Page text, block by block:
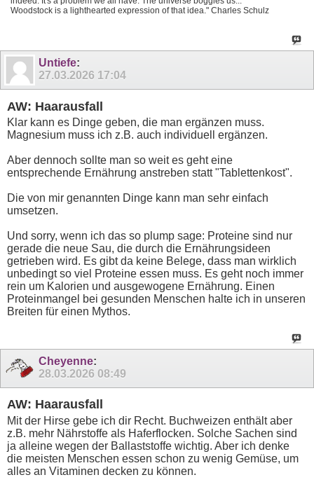
Woodstock is a lighthearted expression of that idea." Charles Schulz
Untiefe:
27.03.2026 17:04
AW: Haarausfall
Klar kann es Dinge geben, die man ergänzen muss.
Magnesium muss ich z.B. auch individuell ergänzen.
Aber dennoch sollte man so weit es geht eine
entsprechende Ernährung anstreben statt "Tablettenkost".
Die von mir genannten Dinge kann man sehr einfach
umsetzen.
Und sorry, wenn ich das so plump sage: Proteine sind nur
gerade die neue Sau, die durch die Ernährungsideen
getrieben wird. Es gibt da keine Belege, dass man wirklich
unbedingt so viel Proteine essen muss. Es geht noch immer
rein um Kalorien und ausgewogene Ernährung. Einen
Proteinmangel bei gesunden Menschen halte ich in unseren
Breiten für einen Mythos.
Cheyenne:
28.03.2026 08:49
AW: Haarausfall
Mit der Hirse gebe ich dir Recht. Buchweizen enthält aber
z.B. mehr Nährstoffe als Haferflocken. Solche Sachen sind
ja alleine wegen der Ballaststoffe wichtig. Aber ich denke
die meisten Menschen essen schon zu wenig Gemüse, um
alles an Vitaminen decken zu können.